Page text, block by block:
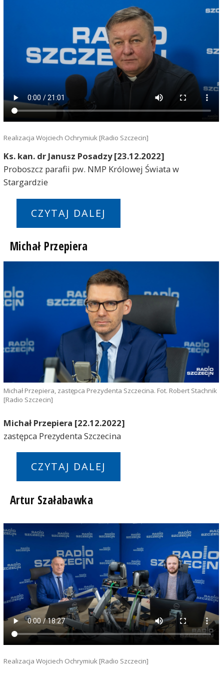
Realizacja Wojciech Ochrymiuk [Radio Szczecin]
Ks. kan. dr Janusz Posadzy [23.12.2022]
Proboszcz parafii pw. NMP Królowej Świata w
Stargardzie
CZYTAJ DALEJ
Michał Przepiera
Michał Przepiera, zastępca Prezydenta Szczecina. Fot. Robert Stachnik
[Radio Szczecin]
Michał Przepiera [22.12.2022]
zastępca Prezydenta Szczecina
CZYTAJ DALEJ
Artur Szałabawka
Realizacja Wojciech Ochrymiuk [Radio Szczecin]